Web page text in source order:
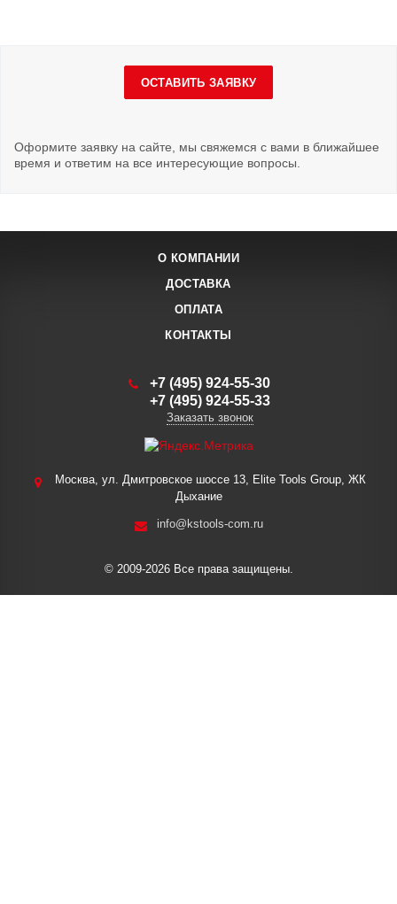
ОСТАВИТЬ ЗАЯВКУ
Оформите заявку на сайте, мы свяжемся с вами в ближайшее
время и ответим на все интересующие вопросы.
О КОМПАНИИ
ДОСТАВКА
ОПЛАТА
КОНТАКТЫ
+7 (495) 924-55-30
+7 (495) 924-55-33
Заказать звонок
Москва, ул. Дмитровское шоссе 13, Elite Tools Group, ЖК
Дыхание
info@kstools-com.ru
© 2009-2026 Все права защищены.